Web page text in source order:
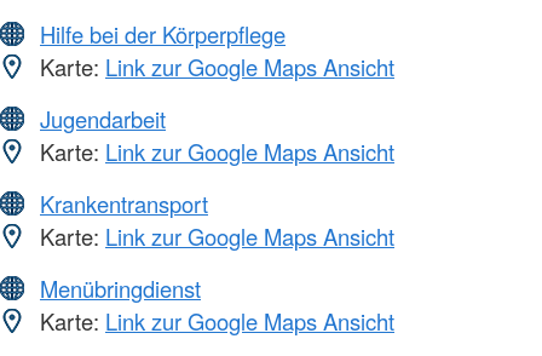
Hilfe bei der Körperpflege
Karte: Link zur Google Maps Ansicht
Jugendarbeit
Karte: Link zur Google Maps Ansicht
Krankentransport
Karte: Link zur Google Maps Ansicht
Menübringdienst
Karte: Link zur Google Maps Ansicht